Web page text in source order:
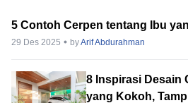
5 Contoh Cerpen tentang Ibu
29 Des 2025 byArif Abdurahman
8 Inspirasi Desain
yang Kokoh,